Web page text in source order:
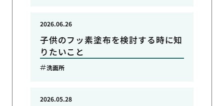
子供のフッ素塗布を検討する時に知
りたいこと
2026.06.26
洗面所
2026.05.28